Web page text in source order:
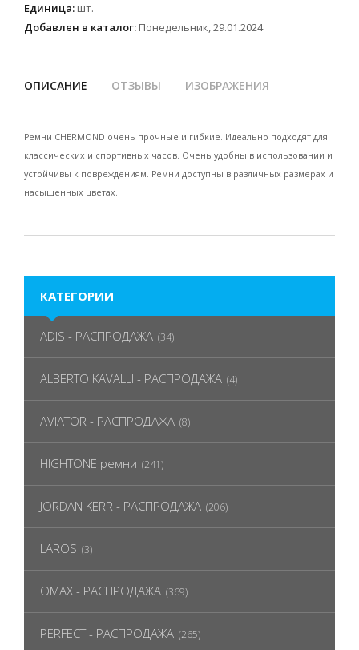
Единица: шт.
Добавлен в каталог: Понедельник, 29.01.2024
ОПИСАНИЕ ОТЗЫВЫ ИЗОБРАЖЕНИЯ
Ремни CHERMOND очень прочные и гибкие. Идеально подходят для
классических и спортивных часов. Очень удобны в использовании и
устойчивы к повреждениям. Ремни доступны в различных размерах и
насыщенных цветах.
КАТЕГОРИИ
ADIS - РАСПРОДАЖА (34)
ALBERTO KAVALLI - РАСПРОДАЖА (4)
AVIATOR - РАСПРОДАЖА (8)
HIGHTONE ремни (241)
JORDAN KERR - РАСПРОДАЖА (206)
LAROS (3)
OMAX - РАСПРОДАЖА (369)
PERFECT - РАСПРОДАЖА (265)